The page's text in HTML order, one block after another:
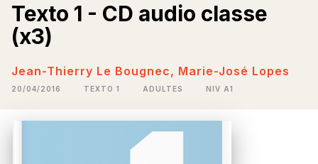
Texto 1 - CD audio classe
(x3)
Jean-Thierry Le Bougnec, Marie-José Lopes
20/04/2016 TEXTO 1 ADULTES NIV A1